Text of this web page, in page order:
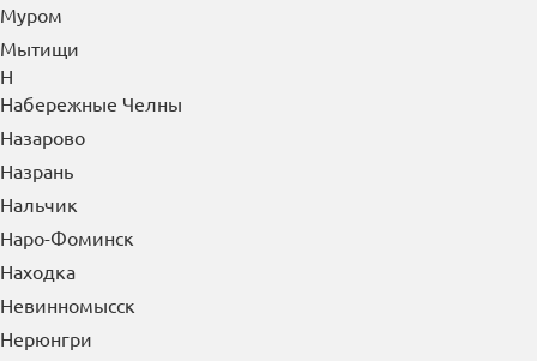
Мурманск
Муром
Мытищи
Н
Набережные Челны
Назарово
Назрань
Нальчик
Наро-Фоминск
Находка
Невинномысск